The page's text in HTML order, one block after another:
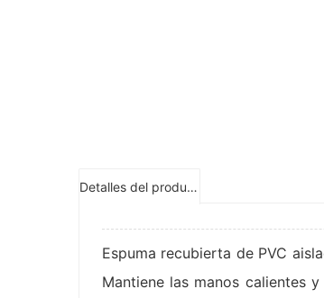
Detalles del producto
Espuma recubierta de PVC
Mantiene las manos calientes